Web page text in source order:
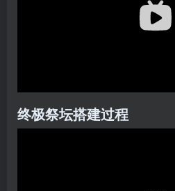
终极祭坛搭建过程